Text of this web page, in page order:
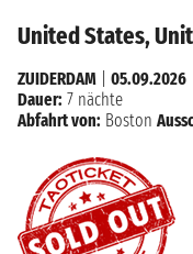
United States,
ZUIDERDAM
05.09.2026
Dauer: 7 nächte
Abfahrt von: Boston